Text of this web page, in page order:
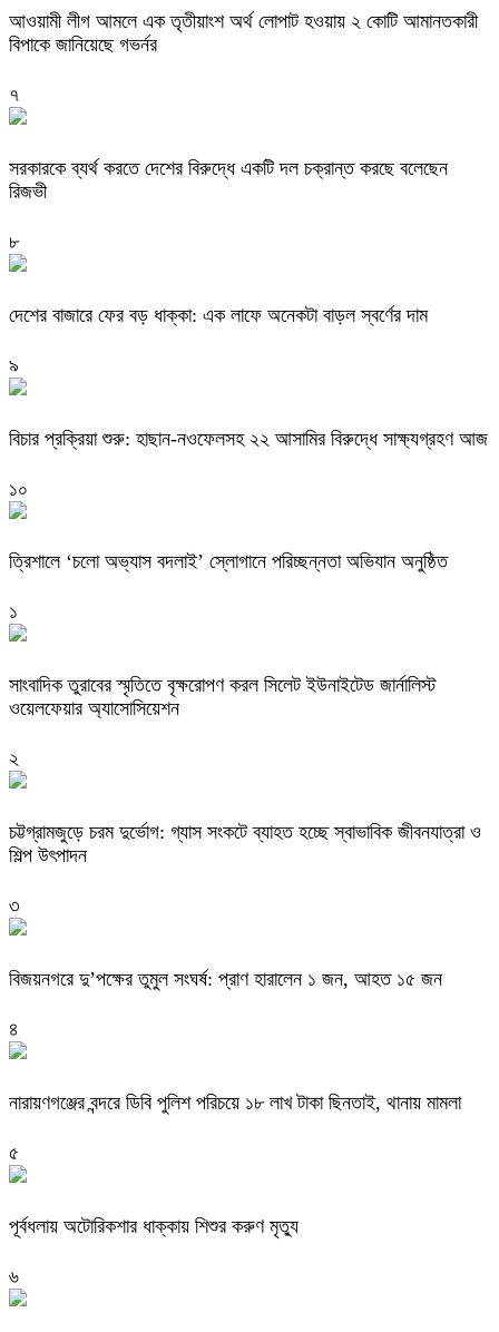
আওয়ামী লীগ আমলে এক তৃতীয়াংশ অর্থ লোপাট হওয়ায় ২ কোটি আমানতকারী
বিপাকে জানিয়েছে গভর্নর
৭
সরকারকে ব্যর্থ করতে দেশের বিরুদ্ধে একটি দল চক্রান্ত করছে বলেছেন
রিজভী
৮
দেশের বাজারে ফের বড় ধাক্কা: এক লাফে অনেকটা বাড়ল স্বর্ণের দাম
৯
বিচার প্রক্রিয়া শুরু: হাছান-নওফেলসহ ২২ আসামির বিরুদ্ধে সাক্ষ্যগ্রহণ আজ
১০
‎ত্রিশালে ‘চলো অভ্যাস বদলাই’ স্লোগানে পরিচ্ছন্নতা অভিযান অনুষ্ঠিত
১
সাংবাদিক তুরাবের স্মৃতিতে বৃক্ষরোপণ করল সিলেট ইউনাইটেড জার্নালিস্ট
ওয়েলফেয়ার অ্যাসোসিয়েশন
২
চট্টগ্রামজুড়ে চরম দুর্ভোগ: গ্যাস সংকটে ব্যাহত হচ্ছে স্বাভাবিক জীবনযাত্রা ও
শিল্প উৎপাদন
৩
বিজয়নগরে দু’পক্ষের তুমুল সংঘর্ষ: প্রাণ হারালেন ১ জন, আহত ১৫ জন
৪
নারায়ণগঞ্জের বন্দরে ডিবি পুলিশ পরিচয়ে ১৮ লাখ টাকা ছিনতাই, থানায় মামলা
৫
পূর্বধলায় অটোরিকশার ধাক্কায় শিশুর করুণ মৃত্যু
৬